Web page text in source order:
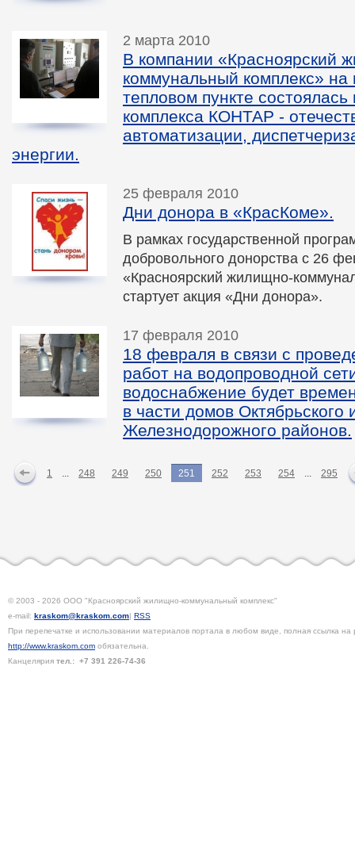
2 марта 2010
В компании «Красноярский
коммунальный комплекс» на
тепловом пункте состоялась
комплекса КОНТАР -
автоматизации,
энергии.
25 февраля 2010
Дни донора в «КрасКоме».
В рамках государственной
добровольного донорства с 26
«Красноярский жилищно-
стартует акция «Дни донора».
17 февраля 2010
18 февраля в связи с
работ на водопроводной
водоснабжение будет
в части домов Октябрьского
Железнодорожного районов.
1 ... 248 249 250 251 252 253 254 ... 295
© 2003 - 2026 ООО "Красноярский жилищно-коммунальный комплекс"
e-mail: kraskom@kraskom.com| RSS
При перепечатке и использовании материалов портала в любом виде, полная ссылка на
http://www.kraskom.com обязательна.
Канцелярия тел.: +7 391 226-74-36